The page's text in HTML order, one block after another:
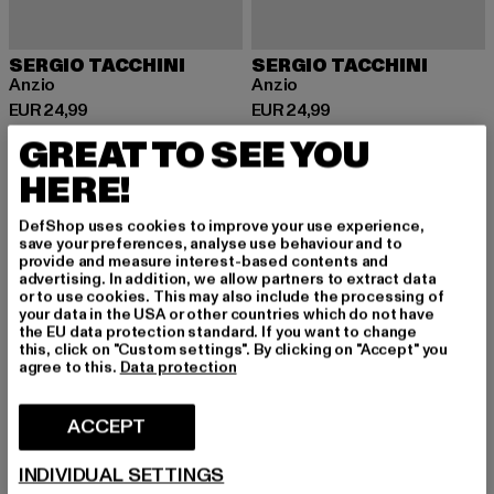
SERGIO TACCHINI
Anzio
EUR 24,99
Huidige prijs: EUR 24,99
SERGIO TACCHINI
Anzio
EUR 24,99
Huidige prijs: EUR 24,99
-45%
GREAT TO SEE YOU
HERE!
DefShop uses cookies to improve your use experience,
save your preferences, analyse use behaviour and to
provide and measure interest-based contents and
advertising. In addition, we allow partners to extract data
or to use cookies. This may also include the processing of
your data in the USA or other countries which do not have
the EU data protection standard. If you want to change
this, click on "Custom settings". By clicking on "Accept" you
agree to this. Data protection
ACCEPT
INDIVIDUAL SETTINGS